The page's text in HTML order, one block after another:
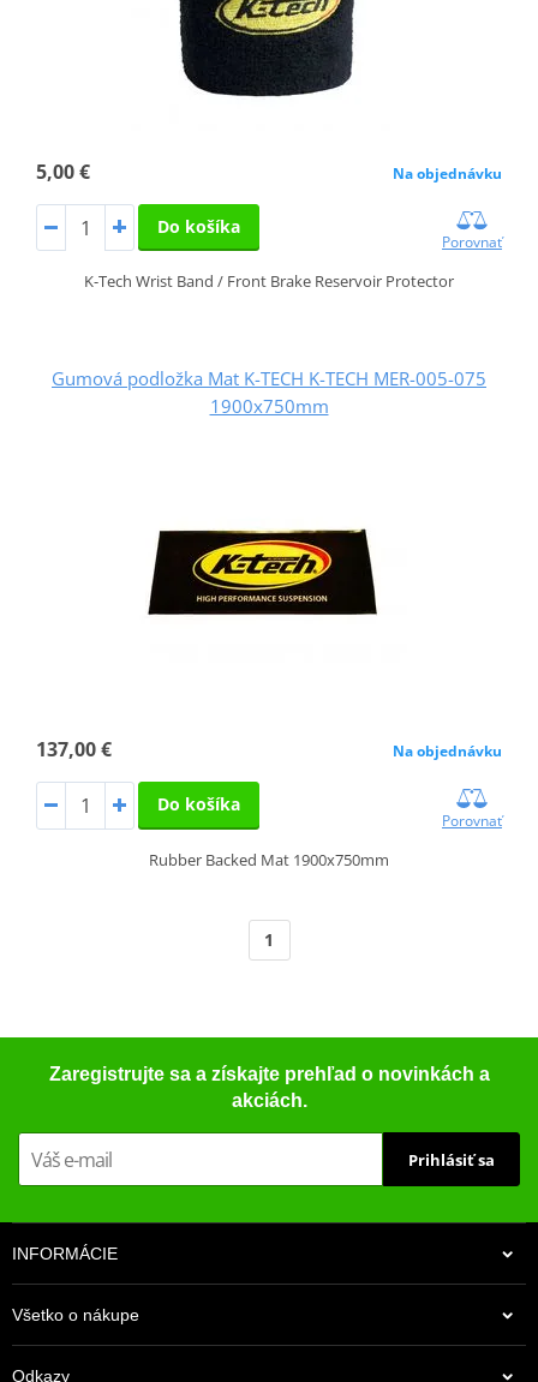
5,00 € Na objednávku
Do košíka
Porovnať
K-Tech Wrist Band / Front Brake Reservoir Protector
Gumová podložka Mat K-TECH K-TECH MER-005-075
1900x750mm
137,00 € Na objednávku
Do košíka
Porovnať
Rubber Backed Mat 1900x750mm
1
Zaregistrujte sa a získajte prehľad o novinkách a
akciách.
Prihlásiť sa
INFORMÁCIE
Všetko o nákupe
Odkazy